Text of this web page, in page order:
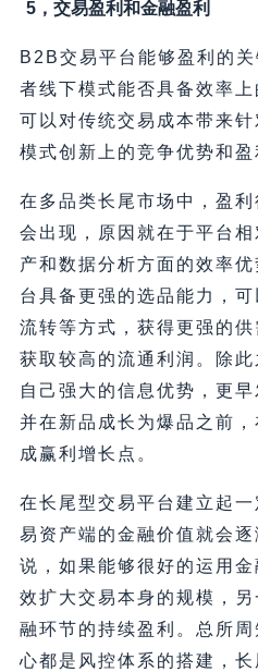
5，交易盈利和金融盈利
B2B交易平台能够盈利的
者线下模式能否具备效率
可以对传统交易成本带来
模式创新上的竞争优势和盈
在多品类长尾市场中，盈
会出现，原因就在于平台
产和数据分析方面的效率
台具备更强的选品能力，
流转等方式，获得更强的
获取较高的流通利润。除
自己强大的信息优势，更
并在新品成长为爆品之前
成赢利增长点。
在长尾型交易平台建立起
易资产端的金融价值就会
说，如果能够很好的运用
效扩大交易本身的规模，
融环节的持续盈利。总所
心都是风控体系的搭建，